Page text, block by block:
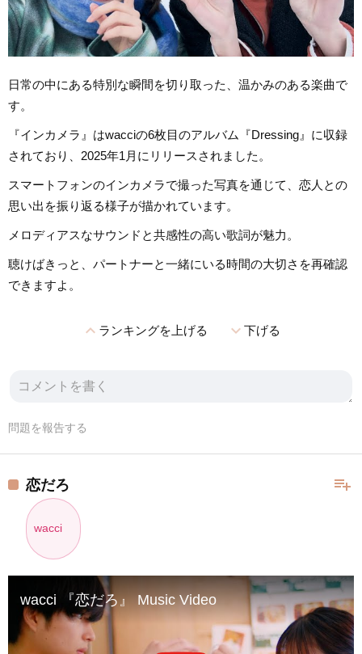
日常の中にある特別な瞬間を切り取った、温かみのある楽曲で
す。
『インカメラ』はwacciの6枚目のアルバム『Dressing』に収録
されており、2025年1月にリリースされました。
スマートフォンのインカメラで撮った写真を通じて、恋人との
思い出を振り返る様子が描かれています。
メロディアスなサウンドと共感性の高い歌詞が魅力。
聴けばきっと、パートナーと一緒にいる時間の大切さを再確認
できますよ。
expand_lessランキングを上げる expand_more下げる
問題を報告する
playlist_add
恋だろ
wacci
wacci 『恋だろ』 Music Video